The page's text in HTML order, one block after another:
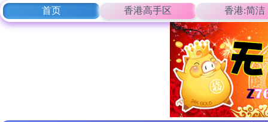
首页 香港高手区 香港:简洁